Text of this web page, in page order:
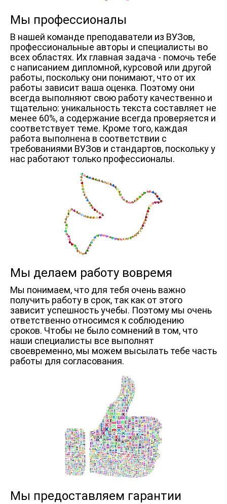
Мы профессионалы
В нашей команде преподаватели из ВУЗов,
профессиональные авторы и специалисты во
всех областях. Их главная задача - помочь тебе
с написанием дипломной, курсовой или другой
работы, поскольку они понимают, что от их
работы зависит ваша оценка. Поэтому они
всегда выполняют свою работу качественно и
тщательно: уникальность текста составляет не
менее 60%, а содержание всегда проверяется и
соответствует теме. Кроме того, каждая
работа выполнена в соответствии с
требованиями ВУЗов и стандартов, поскольку у
нас работают только профессионалы.
Мы делаем работу вовремя
Мы понимаем, что для тебя очень важно
получить работу в срок, так как от этого
зависит успешность учебы. Поэтому мы очень
ответственно относимся к соблюдению
сроков. Чтобы не было сомнений в том, что
наши специалисты все выполнят
своевременно, мы можем высылать тебе часть
работы для согласования.
Мы предоставляем гарантии